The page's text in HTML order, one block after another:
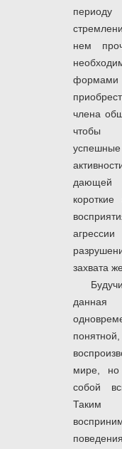
нем
члена
чтобы
дающей
захвата
мире, но
собой
Таким